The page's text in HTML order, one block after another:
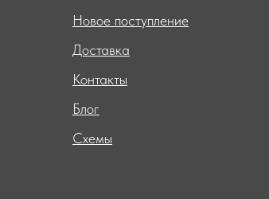
Новое поступление
Доставка
Контакты
Блог
Схемы